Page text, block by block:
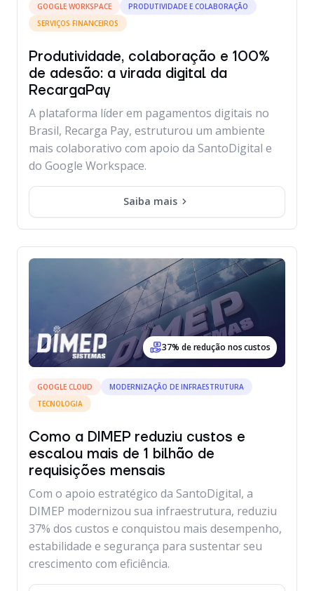
GOOGLE WORKSPACE
PRODUTIVIDADE E COLABORAÇÃO
SERVIÇOS FINANCEIROS
Produtividade, colaboração e 100%
de adesão: a virada digital da
RecargaPay
A plataforma líder em pagamentos digitais no
Brasil, Recarga Pay, estruturou um ambiente
mais colaborativo com apoio da SantoDigital e
do Google Workspace.
Saiba mais
37% de redução nos custos
GOOGLE CLOUD
MODERNIZAÇÃO DE INFRAESTRUTURA
TECNOLOGIA
Como a DIMEP reduziu custos e
escalou mais de 1 bilhão de
requisições mensais
Com o apoio estratégico da SantoDigital, a
DIMEP modernizou sua infraestrutura, reduziu
37% dos custos e conquistou mais desempenho,
estabilidade e segurança para sustentar seu
crescimento com eficiência.